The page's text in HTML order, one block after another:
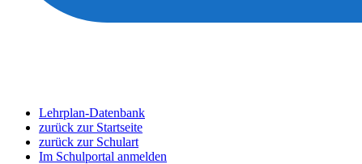
Lehrplan-Datenbank
zurück zur Startseite
zurück zur Schulart
Im Schulportal anmelden